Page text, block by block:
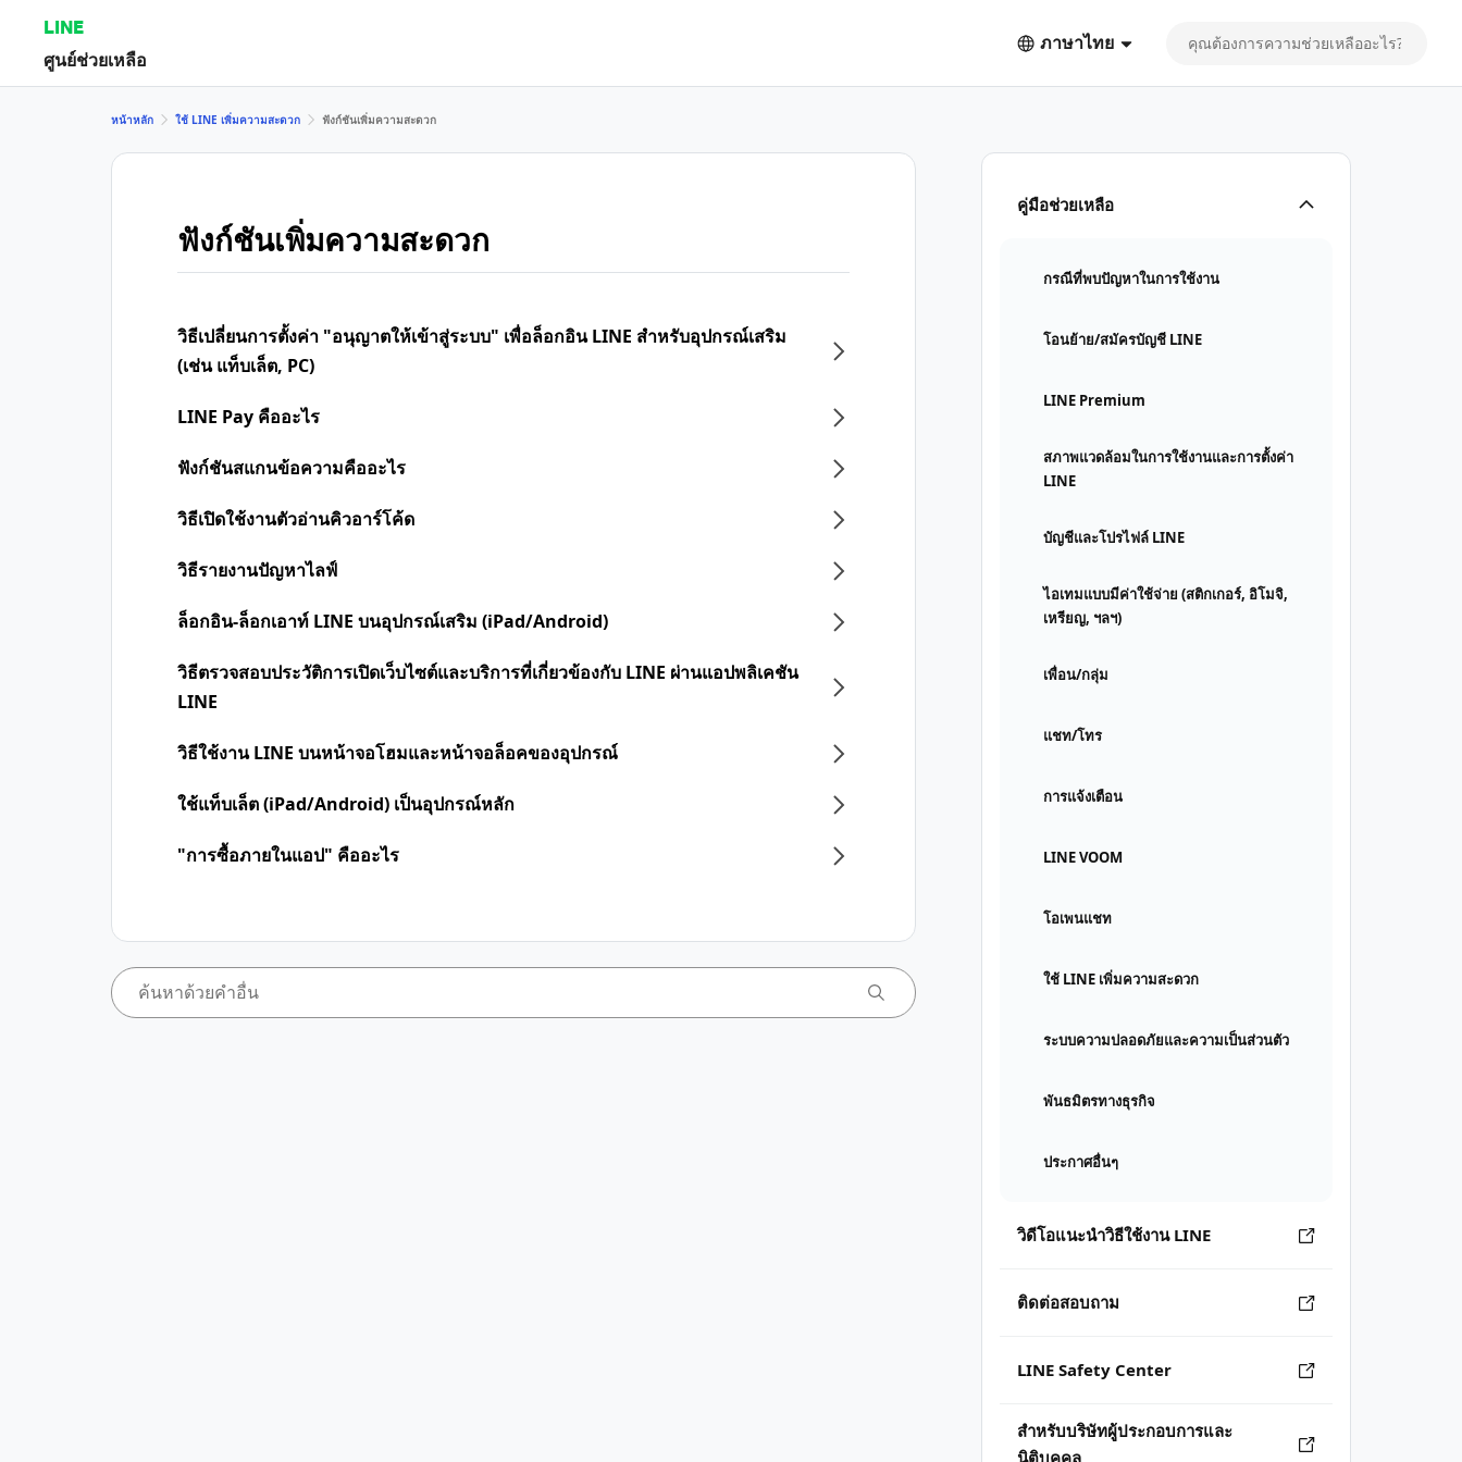
LINE
ศูนย์ช่วยเหลือ
ภาษาไทย
คู่มือช่วยเหลือ
กรณีที่พบปัญหาในการใช้งาน
โอนย้าย/สมัครบัญชี LINE
LINE Premium
สภาพแวดล้อมในการใช้งานและการตั้งค่า
LINE
บัญชีและโปรไฟล์ LINE
ไอเทมแบบมีค่าใช้จ่าย (สติกเกอร์, อิโมจิ,
เหรียญ, ฯลฯ)
เพื่อน/กลุ่ม
แชท/โทร
การแจ้งเตือน
LINE VOOM
โอเพนแชท
ใช้ LINE เพิ่มความสะดวก
ระบบความปลอดภัยและความเป็นส่วนตัว
พันธมิตรทางธุรกิจ
ประกาศอื่นๆ
วิดีโอแนะนำวิธีใช้งาน LINE
ติดต่อสอบถาม
LINE Safety Center
สำหรับบริษัทผู้ประกอบการและ
นิติบุคคล
หน้าหลัก ใช้ LINE เพิ่มความสะดวก ฟังก์ชันเพิ่มความสะดวก
ฟังก์ชันเพิ่มความสะดวก
วิธีเปลี่ยนการตั้งค่า "อนุญาตให้เข้าสู่ระบบ" เพื่อล็อกอิน LINE สำหรับอุปกรณ์เสริม
(เช่น แท็บเล็ต, PC)
LINE Pay คืออะไร
ฟังก์ชันสแกนข้อความคืออะไร
วิธีเปิดใช้งานตัวอ่านคิวอาร์โค้ด
วิธีรายงานปัญหาไลฟ์
ล็อกอิน-ล็อกเอาท์ LINE บนอุปกรณ์เสริม (iPad/Android)
วิธีตรวจสอบประวัติการเปิดเว็บไซต์และบริการที่เกี่ยวข้องกับ LINE ผ่านแอปพลิเคชัน
LINE
วิธีใช้งาน LINE บนหน้าจอโฮมและหน้าจอล็อคของอุปกรณ์
ใช้แท็บเล็ต (iPad/Android) เป็นอุปกรณ์หลัก
"การซื้อภายในแอป" คืออะไร